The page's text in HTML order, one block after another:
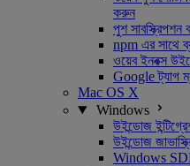
করুন
পুশ সাবস্ক্রিপশন
npm এর সাথে
ওয়েব ইনবক্স
Google ট্যাগ
Mac OS X
Windows
উইন্ডোজ
উইন্ডোজ
Windows